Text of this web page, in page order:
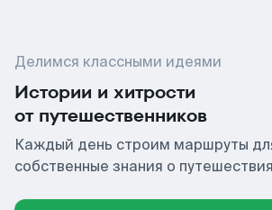
Делимся классными идеями
Истории и хитрости
от путешественников
Каждый день строим маршруты
собственные знания о